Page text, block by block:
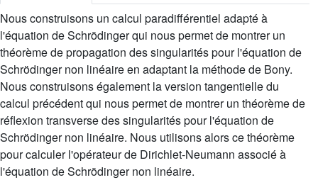
Nous construisons un calcul paradifférentiel adapté à
l'équation de Schrödinger qui nous permet de montrer un
théorème de propagation des singularités pour l'équation de
Schrödinger non linéaire en adaptant la méthode de Bony.
Nous construisons également la version tangentielle du
calcul précédent qui nous permet de montrer un théorème de
réflexion transverse des singularités pour l'équation de
Schrödinger non linéaire. Nous utilisons alors ce théorème
pour calculer l'opérateur de Dirichlet-Neumann associé à
l'équation de Schrödinger non linéaire.